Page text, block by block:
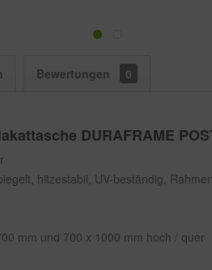
Bewertungen 0
DURAFRAME
hitzestabil, UV-beständig,
mm und 700 x 1000 mm hoch / quer